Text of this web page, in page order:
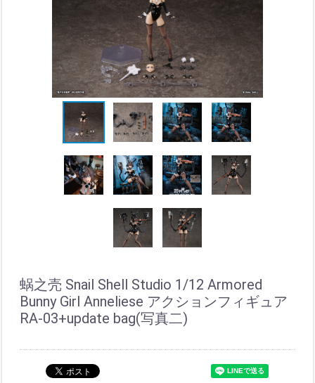
蜗之壳 Snail Shell Studio 1/12 Armored
Bunny Girl Anneliese アクションフィギュア
RA-03+update bag(写真二)